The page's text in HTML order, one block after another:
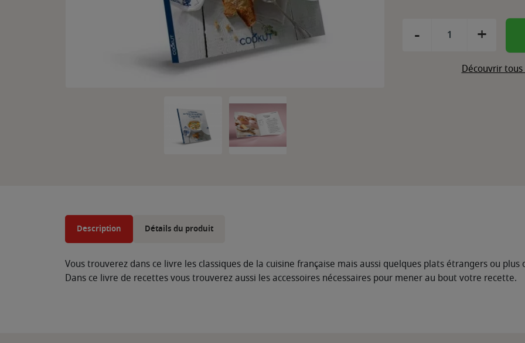
- +
Découvrir
Description Détails du produit
Vous trouverez dans ce livre les classiques de la cuisine française mais aussi quelques plats étrangers ou plus
Dans ce livre de recettes vous trouverez aussi les accessoires nécessaires pour mener au bout votre recette.